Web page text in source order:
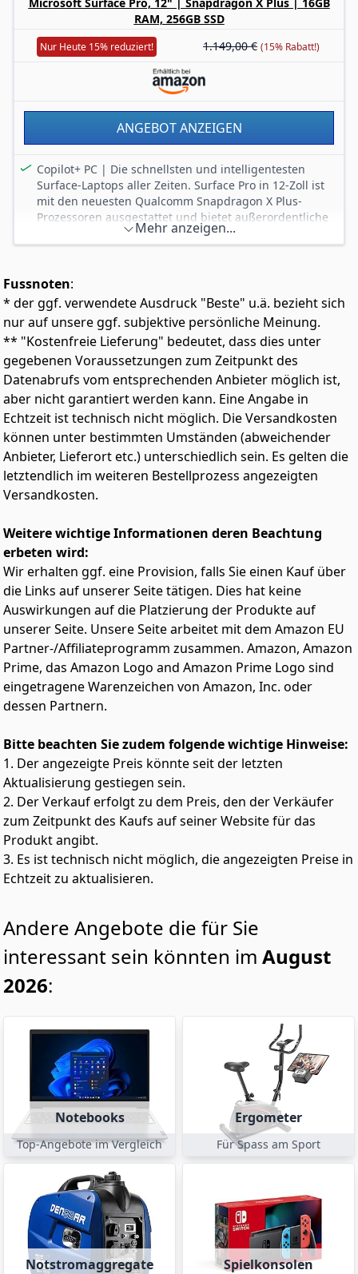
Microsoft Copilot: Werde mit nur einem Klick kreativ!
Drücken die Microsoft Copilot-Taste auf Surface Laptop
und deine Ideen werden zum Leben erweckt.
RAM, 256GB SSD
Nur Heute 15% reduziert! 1.149,00 € (15% Rabatt!)
ANGEBOT ANZEIGEN
Copilot+ PC | Die schnellsten und intelligentesten
Surface-Laptops aller Zeiten. Surface Pro in 12-Zoll ist
mit den neuesten Qualcomm Snapdragon X Plus-
Prozessoren ausgestattet und bietet außerordentliche
und KI-beschleunigte Leistung.
ununterbrochenes Streaming.
Brillantes Display | Der 12 Zoll-PixelSense Flow-
Touchscreen bietet unglaubliche und realistische
Bildqualität.
Immer aufgeladen und einsatzbereit | Bewahre den
Surface Slim Pen³ direkt auf der Rückseite des Surface
Pro auf und lade ihn auf.
Um EU-Initiativen zur Reduzierung von Elektroschrott
zu unterstützen, wird das Netzteil jetzt separat
verkauft. Weitere Informationen zum Aufladen deines
Surface-Geräts findest du unter
aka.ms/SurfaceChargingOptions
Mehr anzeigen...
Fussnoten:
* der ggf. verwendete Ausdruck "Beste" u.ä. bezieht sich
nur auf unsere ggf. subjektive persönliche Meinung.
** "Kostenfreie Lieferung" bedeutet, dass dies unter
gegebenen Voraussetzungen zum Zeitpunkt des
Datenabrufs vom entsprechenden Anbieter möglich ist,
aber nicht garantiert werden kann. Eine Angabe in
Echtzeit ist technisch nicht möglich. Die Versandkosten
können unter bestimmten Umständen (abweichender
Anbieter, Lieferort etc.) unterschiedlich sein. Es gelten die
letztendlich im weiteren Bestellprozess angezeigten
Versandkosten.
Weitere wichtige Informationen deren Beachtung
erbeten wird:
Wir erhalten ggf. eine Provision, falls Sie einen Kauf über
die Links auf unserer Seite tätigen. Dies hat keine
Auswirkungen auf die Platzierung der Produkte auf
unserer Seite. Unsere Seite arbeitet mit dem Amazon EU
Partner-/Affiliateprogramm zusammen. Amazon, Amazon
Prime, das Amazon Logo and Amazon Prime Logo sind
eingetragene Warenzeichen von Amazon, Inc. oder
dessen Partnern.
Bitte beachten Sie zudem folgende wichtige Hinweise:
1. Der angezeigte Preis könnte seit der letzten
Aktualisierung gestiegen sein.
2. Der Verkauf erfolgt zu dem Preis, den der Verkäufer
zum Zeitpunkt des Kaufs auf seiner Website für das
Produkt angibt.
3. Es ist technisch nicht möglich, die angezeigten Preise in
Echtzeit zu aktualisieren.
Andere Angebote die für Sie
interessant sein könnten im August
2026:
Notebooks
Top-Angebote im Vergleich
Ergometer
Für Spass am Sport
Notstromaggregate Spielkonsolen